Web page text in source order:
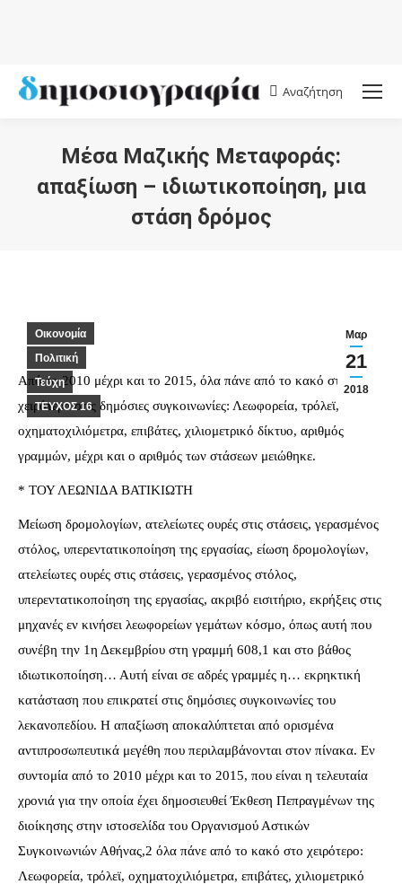
Search:
Αναζήτηση
Μέσα Μαζικής Μεταφοράς:
απαξίωση – ιδιωτικοποίηση, μια
στάση δρόμος
Μαρ
21
2018
Οικονομία
Πολιτική
Τεύχη
ΤΕΥΧΟΣ 16
Από το 2010 μέχρι και το 2015, όλα πάνε από το κακό στο
χειρότερο στις δημόσιες συγκοινωνίες: Λεωφορεία, τρόλεϊ,
οχηματοχιλιόμετρα, επιβάτες, χιλιομετρικό δίκτυο, αριθμός
γραμμών, μέχρι και ο αριθμός των στάσεων μειώθηκε.
* ΤΟΥ ΛΕΩΝΙΔΑ ΒΑΤΙΚΙΩΤΗ
Μείωση δρομολογίων, ατελείωτες ουρές στις στάσεις, γερασμένος
στόλος, υπερεντατικοποίηση της εργασίας, είωση δρομολογίων,
ατελείωτες ουρές στις στάσεις, γερασμένος στόλος,
υπερεντατικοποίηση της εργασίας, ακριβό εισιτήριο, εκρήξεις στις
μηχανές εν κινήσει λεωφορείων γεμάτων κόσμο, όπως αυτή που
συνέβη την 1η Δεκεμβρίου στη γραμμή 608,1 και στο βάθος
ιδιωτικοποίηση… Αυτή είναι σε αδρές γραμμές η… εκρηκτική
κατάσταση που επικρατεί στις δημόσιες συγκοινωνίες του
λεκανοπεδίου. Η απαξίωση αποκαλύπτεται από ορισμένα
αντιπροσωπευτικά μεγέθη που περιλαμβάνονται στον πίνακα. Εν
συντομία από το 2010 μέχρι και το 2015, που είναι η τελευταία
χρονιά για την οποία έχει δημοσιευθεί Έκθεση Πεπραγμένων της
διοίκησης στην ιστοσελίδα του Οργανισμού Αστικών
Συγκοινωνιών Αθήνας,2 όλα πάνε από το κακό στο χειρότερο:
Λεωφορεία, τρόλεϊ, οχηματοχιλιόμετρα, επιβάτες, χιλιομετρικό